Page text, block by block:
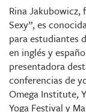
Rina Jakubowicz,
Sexy”, es
para estudiantes
en inglés y
presentadora
conferencias de
Omega Institute,
Yoga Festival y